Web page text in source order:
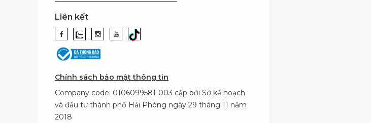
Liên kết
Chính sách bảo mật thông tin
Company code: 0106099581-003 cấp bởi Sở kế hoạch
và đầu tư thành phố Hải Phòng ngày 29 tháng 11 năm
2018